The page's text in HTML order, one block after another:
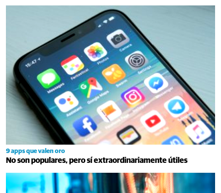
9 apps que valen oro
No son populares, pero sí extraordinariamente útiles